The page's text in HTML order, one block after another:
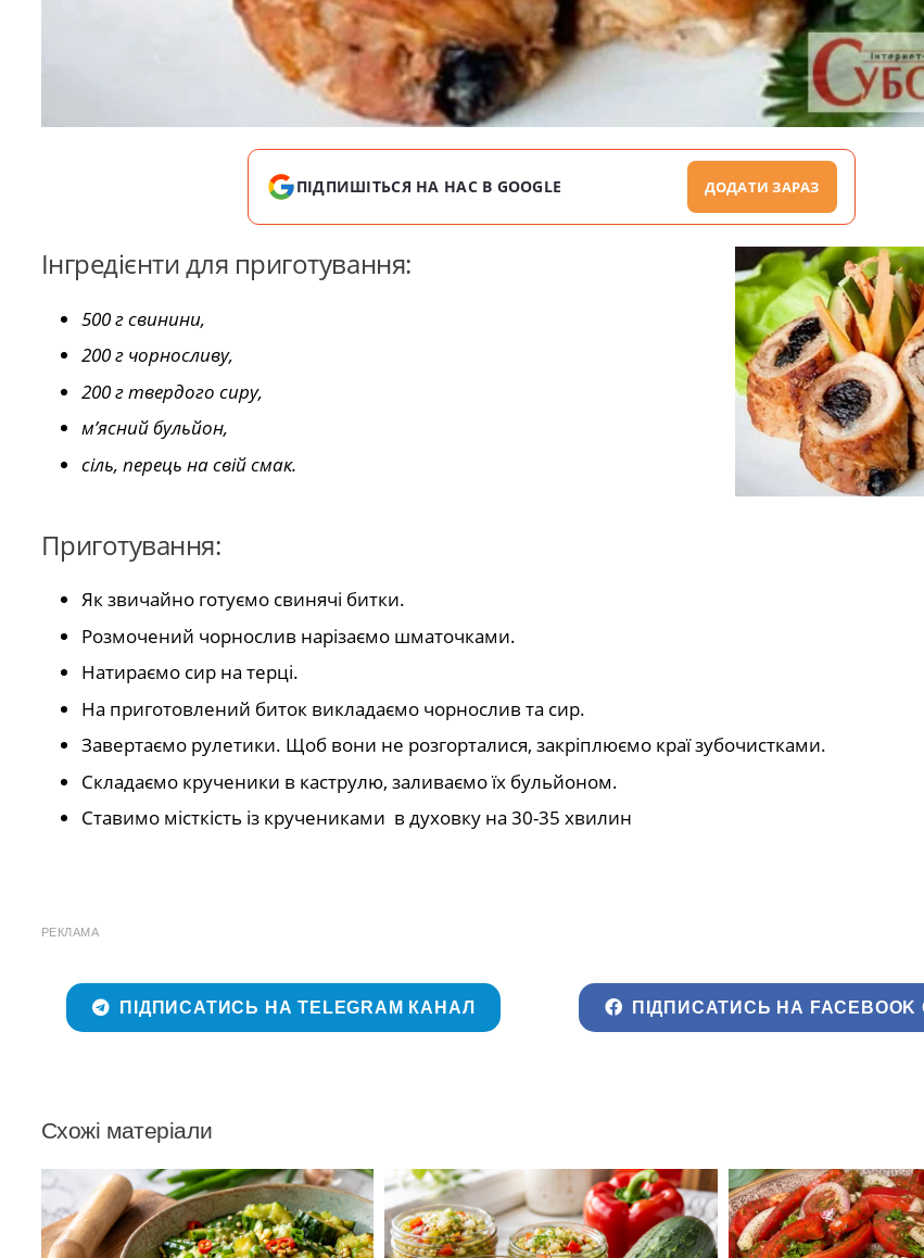
ПІДПИШІТЬСЯ НА НАС В GOOGLE ДОДАТИ ЗАРАЗ
Інгредієнти для приготування:
500 г свинини,
200 г чорносливу,
200 г твердого сиру,
м’ясний бульйон,
сіль, перець на свій смак.
Приготування:
Як звичайно готуємо свинячі битки.
Розмочений чорнослив нарізаємо шматочками.
Натираємо сир на терці.
На приготовлений биток викладаємо чорнослив та сир.
Завертаємо рулетики. Щоб вони не розгорталися, закріплюємо краї зубочистками.
Складаємо крученики в каструлю, заливаємо їх бульйоном.
Ставимо місткість із кручениками в духовку на 30-35 хвилин
РЕКЛАМА
ПІДПИСАТИСЬ НА TELEGRAM КАНАЛ ПІДПИСАТИСЬ НА
Схожі матеріали